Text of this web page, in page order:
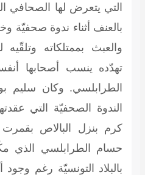
التي يتعرض لها الصحافي
بالعنف أثناء ندوة صحفيّة
والعبث بممتلكاته
تهدّده ينسب أصحابها
الطرابلسي. وكان سليم
الندوة الصحفيّة التي
كرم بنزل البالاص
حسام الطرابلسي الذي
بالبلاد التونسيّة رغم